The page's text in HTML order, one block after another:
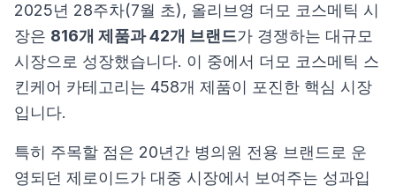
2025년 28주차(7월 초), 올리브영 더모 코스메틱 시
장은 816개 제품과 42개 브랜드가 경쟁하는 대규모
시장으로 성장했습니다. 이 중에서 더모 코스메틱 스
킨케어 카테고리는 458개 제품이 포진한 핵심 시장
입니다.
특히 주목할 점은 20년간 병의원 전용 브랜드로 운
영되던 제로이드가 대중 시장에서 보여주는 성과입